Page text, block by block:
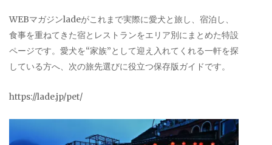
WEBマガジンladeがこれまで実際に愛犬と旅し、宿泊し、
食事を重ねてきた宿とレストランをエリア別にまとめた特設
ページです。愛犬を“家族”として迎え入れてくれる一軒を探
している方へ、次の旅先選びに役立つ保存版ガイドです。
https://lade.jp/pet/